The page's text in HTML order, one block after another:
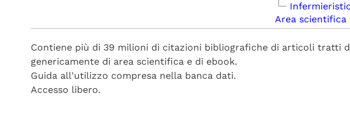
Area scientifica
Contiene più di 39 milioni di citazioni bibliografiche di articoli tratti
genericamente di area scientifica e di ebook.
Guida all'utilizzo compresa nella banca dati.
Accesso libero.